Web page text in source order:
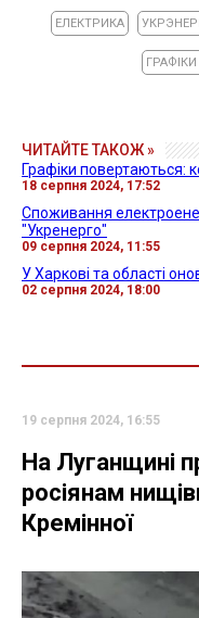
ЕЛЕКТРИКА
ЧИТАЙТЕ ТАКОЖ »
Графіки повертаються:
18 серпня 2024, 17:52
Споживання
"Укренерго"
09 серпня 2024, 11:55
У Харкові та області
02 серпня 2024, 18:00
19 серпня 2024, 16:55
На Луганщині
росіянам
Кремінної